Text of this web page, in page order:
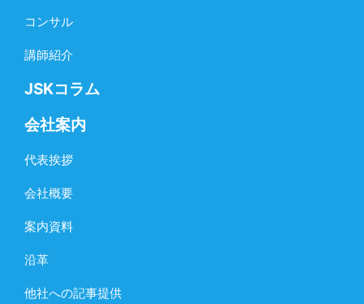
コンサル
講師紹介
JSKコラム
会社案内
代表挨拶
会社概要
案内資料
沿革
他社への記事提供